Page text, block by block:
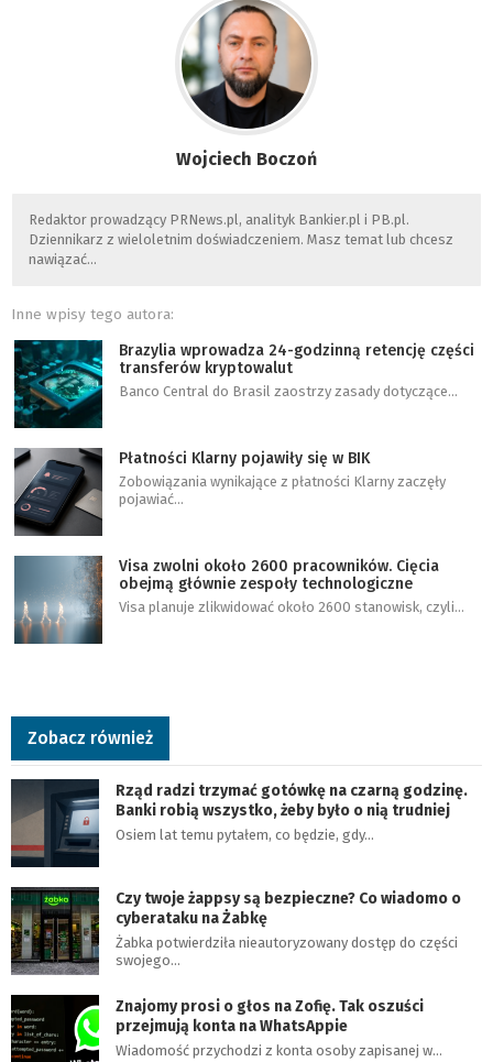
Wojciech Boczoń
Redaktor prowadzący PRNews.pl, analityk Bankier.pl i PB.pl.
Dziennikarz z wieloletnim doświadczeniem. Masz temat lub chcesz
nawiązać…
Inne wpisy tego autora:
Brazylia wprowadza 24-godzinną retencję części
transferów kryptowalut
Banco Central do Brasil zaostrzy zasady dotyczące…
Płatności Klarny pojawiły się w BIK
Zobowiązania wynikające z płatności Klarny zaczęły
pojawiać…
Visa zwolni około 2600 pracowników. Cięcia
obejmą głównie zespoły technologiczne
Visa planuje zlikwidować około 2600 stanowisk, czyli…
Zobacz również
Rząd radzi trzymać gotówkę na czarną godzinę.
Banki robią wszystko, żeby było o nią trudniej
Osiem lat temu pytałem, co będzie, gdy…
Czy twoje żappsy są bezpieczne? Co wiadomo o
cyberataku na Żabkę
Żabka potwierdziła nieautoryzowany dostęp do części
swojego…
Znajomy prosi o głos na Zofię. Tak oszuści
przejmują konta na WhatsAppie
Wiadomość przychodzi z konta osoby zapisanej w…